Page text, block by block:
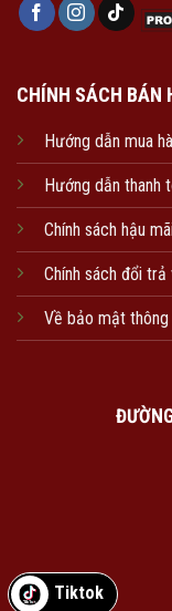
CHÍNH SÁCH BÁN
Hướng dẫn mua
Hướng dẫn thanh
Chính sách hậu
Chính sách đổi trả
Về bảo mật thông
Tiktok